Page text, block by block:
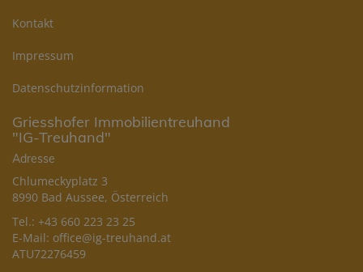
Kontakt
Impressum
Datenschutzinformation
Griesshofer Immobilientreuhand
"IG-Treuhand"
Adresse
Chlumeckyplatz 3
8990 Bad Aussee, Österreich
Tel.: +43 660 223 23 25
E-Mail: office@ig-treuhand.at
ATU72276459